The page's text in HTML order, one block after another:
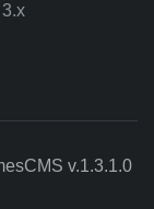
v.1.3.1.0